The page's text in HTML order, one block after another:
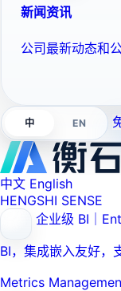
新闻资讯
公司最新动态和
中 EN
中文 English
HENGSHI SENSE
企业级 BI｜
BI，集成嵌入友好，
Metrics